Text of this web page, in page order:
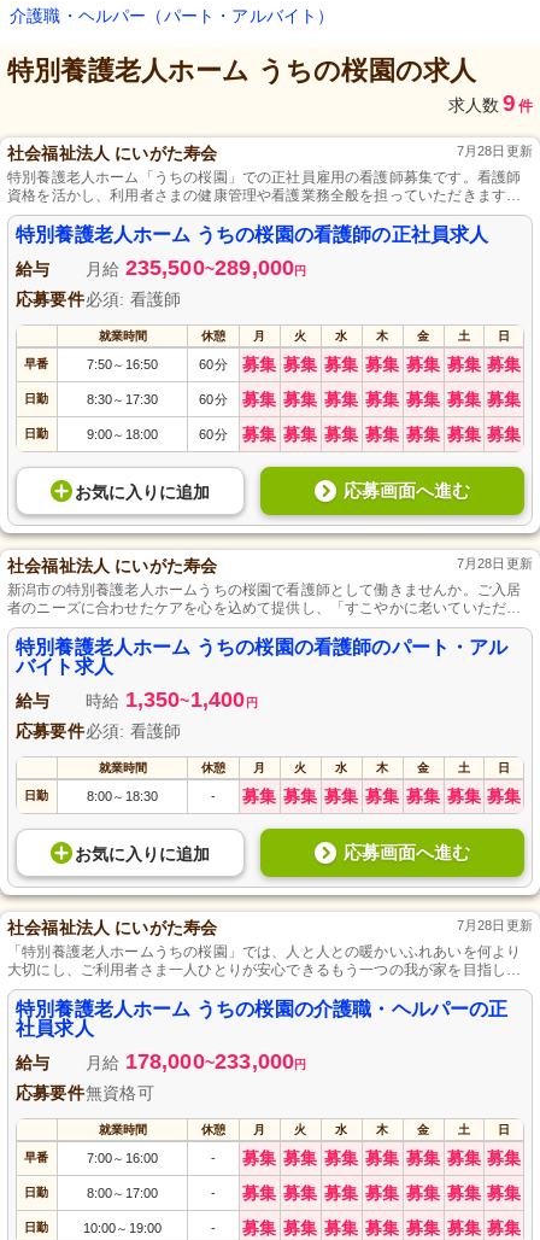
介護職・ヘルパー（パート・アルバイト）
特別養護老人ホーム うちの桜園の求人
求人数 9 件
社会福祉法人 にいがた寿会 7月28日更新
特別養護老人ホーム「うちの桜園」での正社員雇用の看護師募集です。看護師
資格を活かし、利用者さまの健康管理や看護業務全般を担っていただきます。
定年再雇用制度や福利厚生の充実、週休2日制など働きやすさも魅力で、緑豊か
な自然に囲まれた職場で長く腰を据えて働けます。未経験の方も丁寧に指導し
ますので、安心してご応募ください。
特別養護老人ホーム うちの桜園の看護師の正社員求人
給与 月給 235,500~289,000円
応募要件必須: 看護師
就業時間 休憩 月 火 水 木 金 土 日
早番 7:50～ 16:50 60分 募集 募集 募集 募集 募集 募集 募集
日勤 8:30～ 17:30 60分 募集 募集 募集 募集 募集 募集 募集
日勤 9:00～ 18:00 60分 募集 募集 募集 募集 募集 募集 募集
お気に入り に追加 応募画面へ進む
社会福祉法人 にいがた寿会 7月28日更新
新潟市の特別養護老人ホームうちの桜園で看護師として働きませんか。ご入居
者のニーズに合わせたケアを心を込めて提供し、「すこやかに老いていただく
ために」をモットーにしています。手厚い手当制度が整っており、安定した収
入を得られます。パート、アルバイトでの募集もございます。
特別養護老人ホーム うちの桜園の看護師のパート・アル
バイト求人
給与 時給 1,350~1,400 円
応募要件必須: 看護師
就業時間 休憩 月 火 水 木 金 土 日
日勤 8:00～ 18:30 - 募集 募集 募集 募集 募集 募集 募集
お気に入り に追加 応募画面へ進む
社会福祉法人 にいがた寿会 7月28日更新
「特別養護老人ホームうちの桜園」では、人と人との暖かいふれあいを何より
大切にし、ご利用者さま一人ひとりが安心できるもう一つの我が家を目指して
います。介護職・ヘルパーに対して、経験の有無を問わず、日常生活の介助と
レクリエーション支援をお任せし、昇給・賞与制度も整備して努力を評価しま
す。
特別養護老人ホーム うちの桜園の介護職・ヘルパーの正
社員求人
給与 月給 178,000~233,000円
応募要件無資格可
就業時間 休憩 月 火 水 木 金 土 日
早番 7:00～ 16:00 - 募集 募集 募集 募集 募集 募集 募集
日勤 8:00～ 17:00 - 募集 募集 募集 募集 募集 募集 募集
日勤 10:00～ 19:00 - 募集 募集 募集 募集 募集 募集 募集